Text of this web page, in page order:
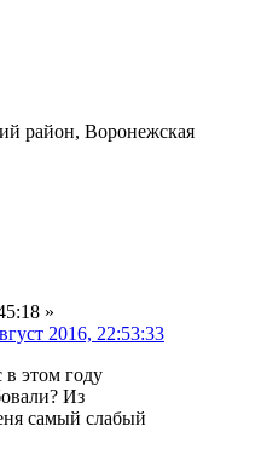
район, Воронежская
»
2016, 22:53:33
в этом году
Из
самый слабый